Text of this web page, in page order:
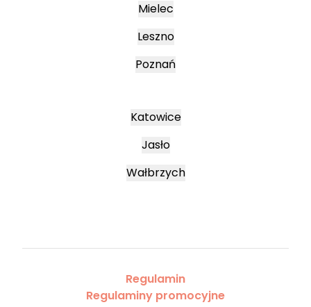
Mielec
Leszno
Poznań
Katowice
Jasło
Wałbrzych
Regulamin
Regulaminy promocyjne